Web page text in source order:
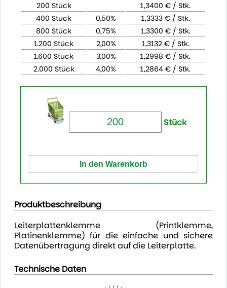
200 Stück
1,3400 € / Stk.
400 Stück
0,50%
1,3333 € / Stk.
800 Stück
0,75%
1,3300 € / Stk.
1.200 Stück
2,00%
1,3132 € / Stk.
1.600 Stück
3,00%
1,2998 € / Stk.
2.000 Stück
4,00% 1,2864 € / Stk.
Stück
Produktbeschreibung
Leiterplattenklemme (Printklemme,
Platinenklemme) für die einfache und sichere
Datenübertragung direkt auf die Leiterplatte.
Technische Daten